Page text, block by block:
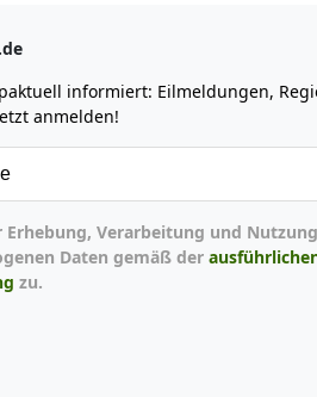
informiert: Eilmeldungen,
anmelden!
Daten gemäß der
zu.